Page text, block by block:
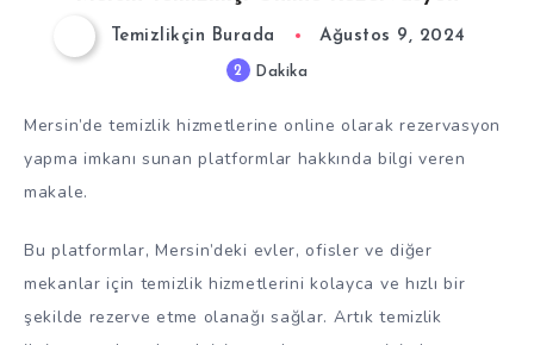
Temizlikçin Burada Ağustos 9, 2024
2 Dakika
Mersin’de temizlik hizmetlerine online olarak rezervasyon
yapma imkanı sunan platformlar hakkında bilgi veren
makale.
Bu platformlar, Mersin’deki evler, ofisler ve diğer
mekanlar için temizlik hizmetlerini kolayca ve hızlı bir
şekilde rezerve etme olanağı sağlar. Artık temizlik